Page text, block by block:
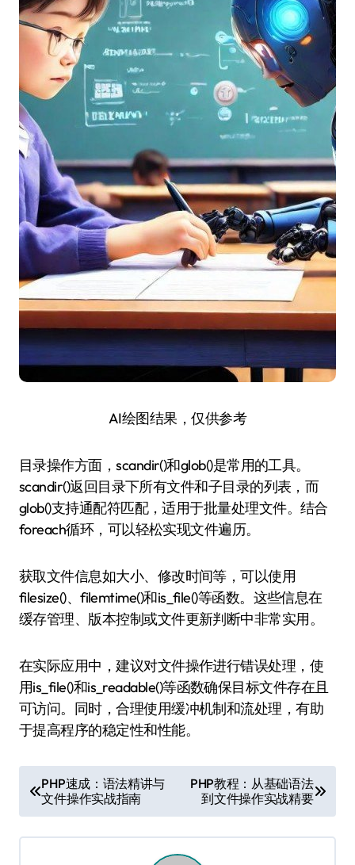
AI绘图结果，仅供参考
目录操作方面，scandir()和glob()是常用的工具。
scandir()返回目录下所有文件和子目录的列表，而
glob()支持通配符匹配，适用于批量处理文件。结合
foreach循环，可以轻松实现文件遍历。
获取文件信息如大小、修改时间等，可以使用
filesize()、filemtime()和is_file()等函数。这些信息在
缓存管理、版本控制或文件更新判断中非常实用。
在实际应用中，建议对文件操作进行错误处理，使
用is_file()和is_readable()等函数确保目标文件存在且
可访问。同时，合理使用缓冲机制和流处理，有助
于提高程序的稳定性和性能。
章
导
PHP速成：语法精讲与
文件操作实战指南
PHP教程：从基础语法
到文件操作实战精要